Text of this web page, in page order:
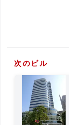
次のビル